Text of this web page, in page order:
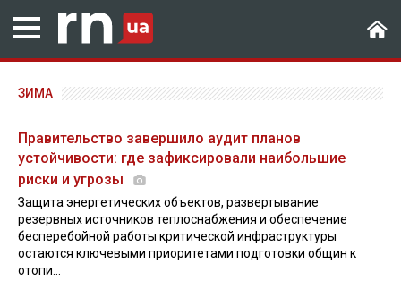
ЗИМА
Правительство завершило аудит планов
устойчивости: где зафиксировали наибольшие
риски и угрозы
Защита энергетических объектов, развертывание
резервных источников теплоснабжения и обеспечение
бесперебойной работы критической инфраструктуры
остаются ключевыми приоритетами подготовки общин к
отопи...